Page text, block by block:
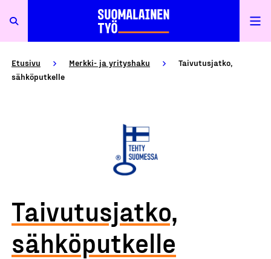
Etusivu Merkki- ja yrityshaku
Taivutusjatko,
sähköputkelle
Taivutusjatko,
sähköputkelle